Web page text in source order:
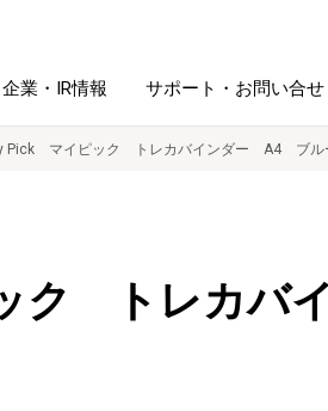
ファイル・
ホルダー用品
ョン
企業・IR情報 サポート・お問い合せ
Pick マイピック トレカバインダー A4 ブル
ク トレカ